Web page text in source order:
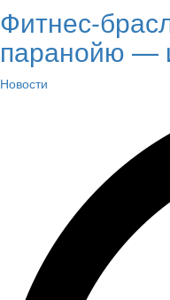
Фитнес-
паранойю —
Новости